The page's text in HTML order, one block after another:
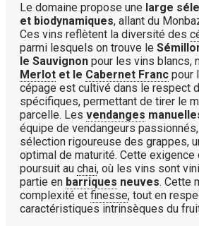
Le domaine propose une large
et biodynamiques, allant du
Ces vins reflètent la diversité des
parmi lesquels on trouve le
le Sauvignon pour les vins blancs,
Merlot et le Cabernet Franc pour
cépage est cultivé dans le respect
spécifiques, permettant de tirer le
parcelle. Les vendanges
équipe de vendangeurs
sélection rigoureuse des grappes,
optimal de maturité. Cette
poursuit au chai, où les vins sont
partie en barriques neuves. Cette
complexité et finesse, tout en
caractéristiques intrinsèques du